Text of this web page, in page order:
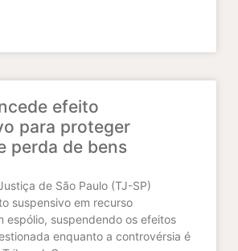
efeito
para proteger
perda de bens
de São Paulo (TJ-SP)
suspensivo em recurso
espólio, suspendendo os efeitos
enquanto a controvérsia é